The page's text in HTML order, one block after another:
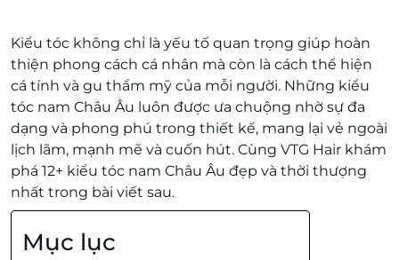
Kiểu tóc không chỉ là yếu tố quan trọng giúp hoàn
thiện phong cách cá nhân mà còn là cách thể hiện
cá tính và gu thẩm mỹ của mỗi người. Những kiểu
tóc nam Châu Âu luôn được ưa chuộng nhờ sự đa
dạng và phong phú trong thiết kế, mang lại vẻ ngoài
lịch lãm, mạnh mẽ và cuốn hút. Cùng VTG Hair khám
phá 12+ kiểu tóc nam Châu Âu đẹp và thời thượng
nhất trong bài viết sau.
Mục lục